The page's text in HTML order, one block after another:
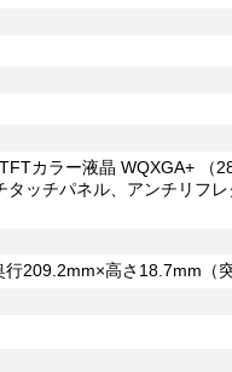
カラー液晶 WQXGA+ （
タッチパネル、アンチリフ
209.2mm×高さ18.7mm（突